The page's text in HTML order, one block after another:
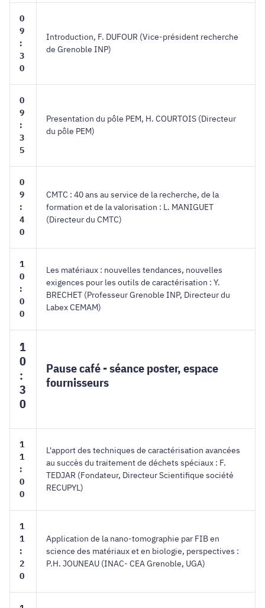
0
9
:
3
0
Introduction, F. DUFOUR (Vice-président recherche
de Grenoble INP)
0
9
:
3
5
Presentation du pôle PEM, H. COURTOIS (Directeur
du pôle PEM)
0
9
:
4
0
CMTC : 40 ans au service de la recherche, de la
formation et de la valorisation : L. MANIGUET
(Directeur du CMTC)
1
0
:
0
0
Les matériaux : nouvelles tendances, nouvelles
exigences pour les outils de caractérisation : Y.
BRECHET (Professeur Grenoble INP, Directeur du
Labex CEMAM)
1
0
:
3
0
Pause café - séance poster, espace
fournisseurs
1
1
:
0
0
L'apport des techniques de caractérisation avancées
au succès du traitement de déchets spéciaux : F.
TEDJAR (Fondateur, Directeur Scientifique société
RECUPYL)
1
1
:
2
0
Application de la nano-tomographie par FIB en
science des matériaux et en biologie, perspectives :
P.H. JOUNEAU (INAC- CEA Grenoble, UGA)